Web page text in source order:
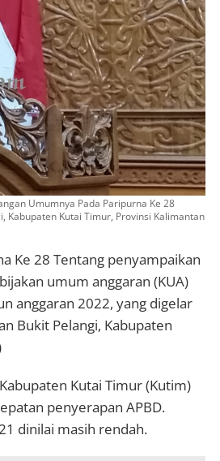
Umumnya Pada Paripurna Ke 28
Kabupaten Kutai Timur, Provinsi Kalimantan
Ke 28 Tentang penyampaikan
umum anggaran (KUA)
anggaran 2022, yang digelar
Bukit Pelangi, Kabupaten
Kutai Timur (Kutim)
penyerapan APBD.
dinilai masih rendah.